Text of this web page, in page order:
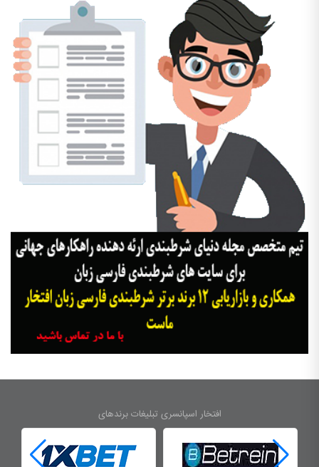
افتخار اسپانسری تبلیغات برندهای